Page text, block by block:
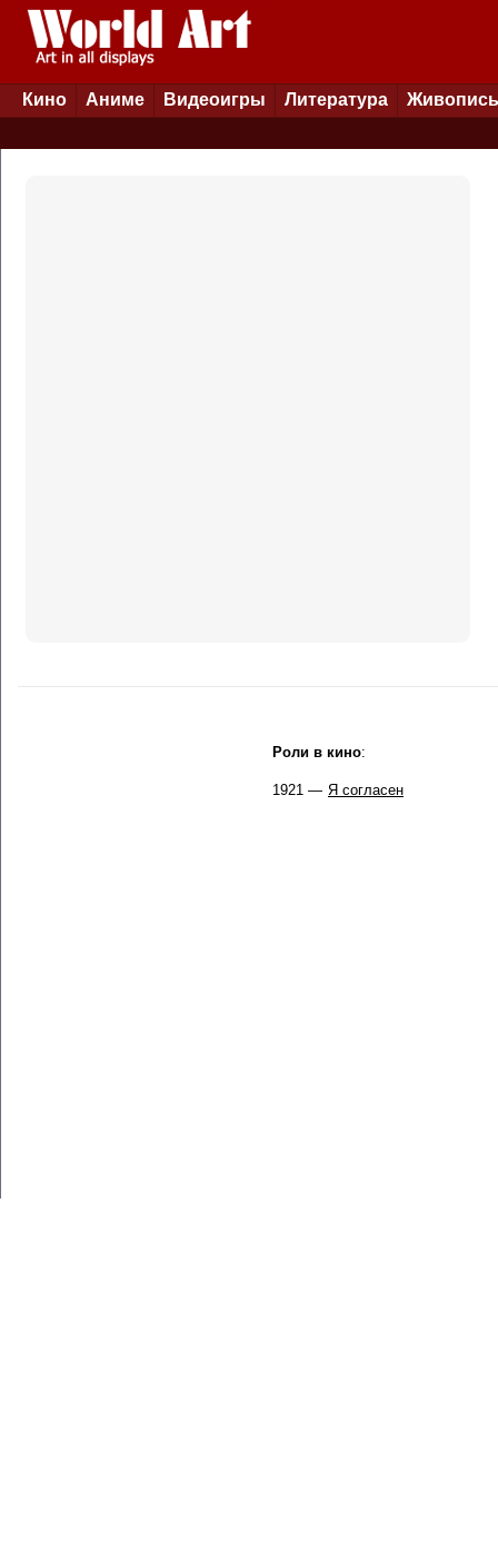
Кино Аниме Видеоигры Литература Живопись
Роли в кино:
1921 — Я согласен